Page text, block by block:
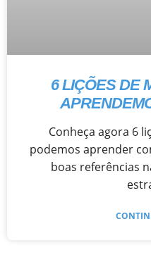
6 LIÇÕES DE
Conheça agora 6
podemos aprender
boas referências